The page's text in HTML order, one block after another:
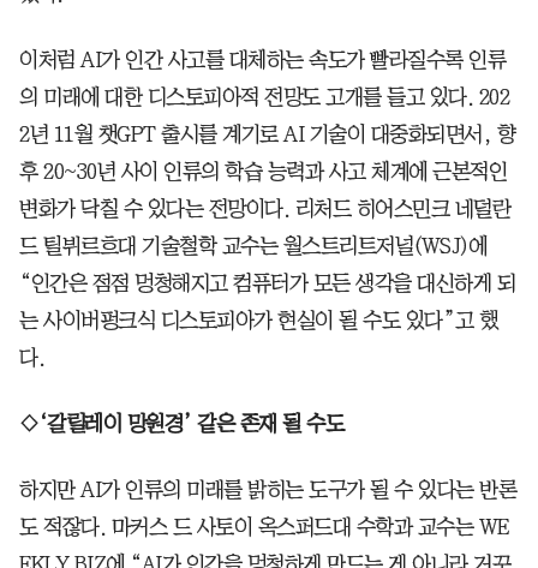
이처럼 AI가 인간 사고를 대체하는 속도가 빨라질수록 인류
의 미래에 대한 디스토피아적 전망도 고개를 들고 있다. 202
2년 11월 챗GPT 출시를 계기로 AI 기술이 대중화되면서, 향
후 20~30년 사이 인류의 학습 능력과 사고 체계에 근본적인
변화가 닥칠 수 있다는 전망이다. 리처드 히어스민크 네덜란
드 틸뷔르흐대 기술철학 교수는 월스트리트저널(WSJ)에
“인간은 점점 멍청해지고 컴퓨터가 모든 생각을 대신하게 되
는 사이버펑크식 디스토피아가 현실이 될 수도 있다”고 했
다.
◇‘갈릴레이 망원경’ 같은 존재 될 수도
하지만 AI가 인류의 미래를 밝히는 도구가 될 수 있다는 반론
도 적잖다. 마커스 드 사토이 옥스퍼드대 수학과 교수는 WE